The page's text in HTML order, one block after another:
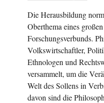
Die Herausbildung
Oberthema eines
Forschungsverbunds.
Volkswirtschaftler,
Ethnologen und
versammelt, um die
Welt des Sollens in
davon sind die